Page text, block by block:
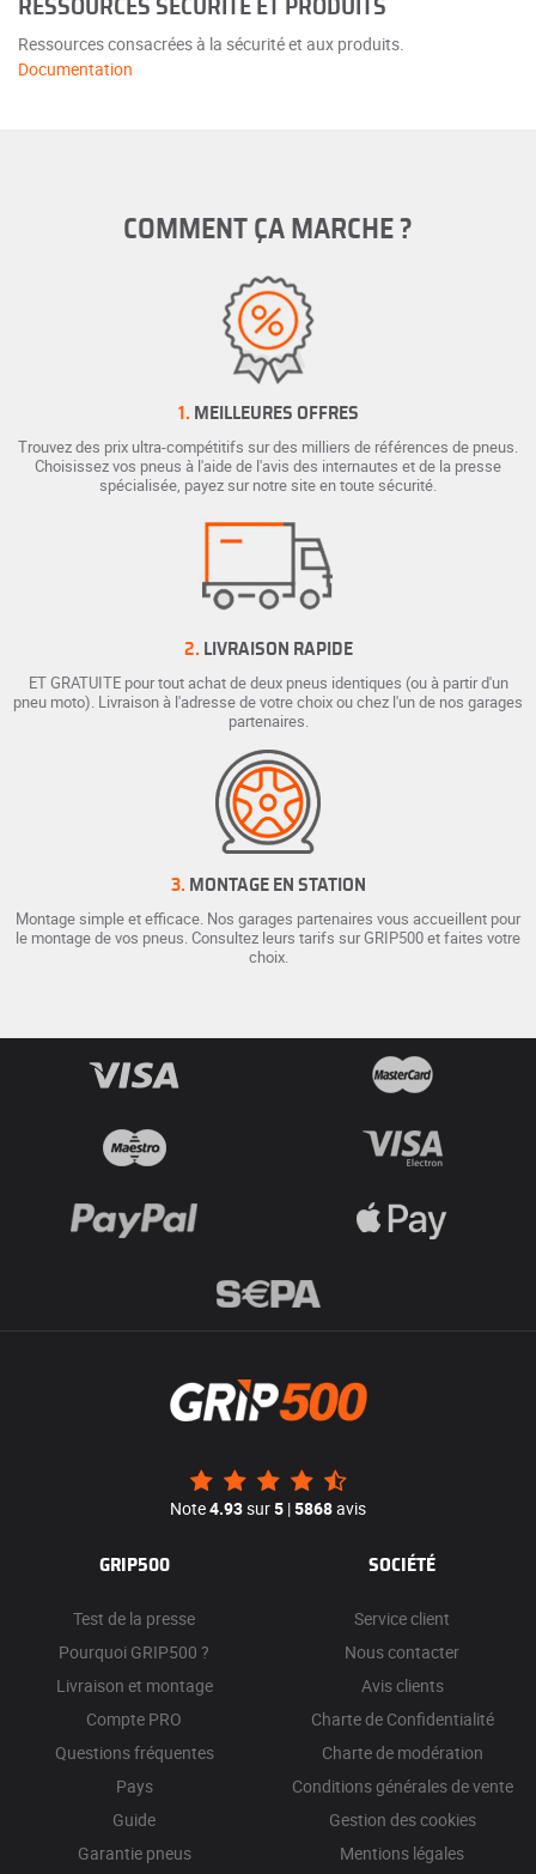
RESSOURCES SÉCURITÉ ET PRODUITS
Ressources consacrées à la sécurité et aux produits.
Documentation
COMMENT ÇA MARCHE ?
1. MEILLEURES OFFRES
Trouvez des prix ultra-compétitifs sur des milliers de références de pneus.
Choisissez vos pneus à l'aide de l'avis des internautes et de la presse
spécialisée, payez sur notre site en toute sécurité.
2. LIVRAISON RAPIDE
ET GRATUITE pour tout achat de deux pneus identiques (ou à partir d'un
pneu moto). Livraison à l'adresse de votre choix ou chez l'un de nos garages
partenaires.
3. MONTAGE EN STATION
Montage simple et efficace. Nos garages partenaires vous accueillent pour
le montage de vos pneus. Consultez leurs tarifs sur GRIP500 et faites votre
choix.
Note4.93sur5 |5868avis
GRIP500
Test de la presse
Pourquoi GRIP500 ?
Livraison et montage
Compte PRO
Questions fréquentes
Pays
Guide
Garantie pneus
SOCIÉTÉ
Service client
Nous contacter
Avis clients
Charte de Confidentialité
Charte de modération
Conditions générales de vente
Gestion des cookies
Mentions légales